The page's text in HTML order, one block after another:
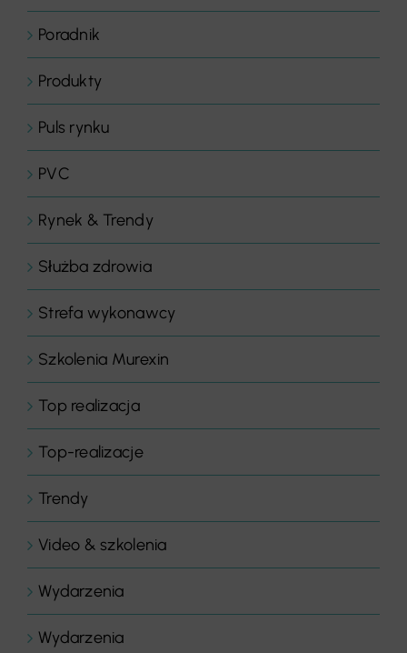
Poradnik
Produkty
Puls rynku
PVC
Rynek & Trendy
Służba zdrowia
Strefa wykonawcy
Szkolenia Murexin
Top realizacja
Top-realizacje
Trendy
Video & szkolenia
Wydarzenia
Wydarzenia